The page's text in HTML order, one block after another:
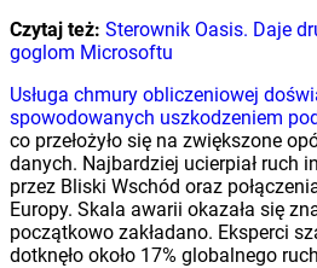
Czytaj też: Sterownik Oasis. Daje
goglom Microsoftu
Usługa chmury obliczeniowej
spowodowanych uszkodzeniem
co przełożyło się na zwiększone
danych. Najbardziej ucierpiał ruch
przez Bliski Wschód oraz
Europy. Skala awarii okazała się
początkowo zakładano. Eksperci
dotknęło około 17% globalnego